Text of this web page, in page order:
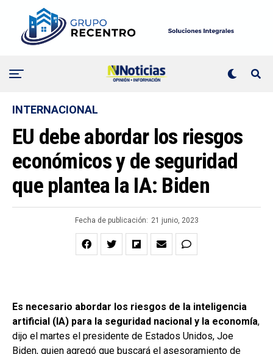
INTERNACIONAL
EU debe abordar los riesgos
económicos y de seguridad
que plantea la IA: Biden
Fecha de publicación: 21 junio, 2023
Es necesario abordar los riesgos de la inteligencia
artificial (IA) para la seguridad nacional y la economía,
dijo el martes el presidente de Estados Unidos, Joe
Biden, quien agregó que buscará el asesoramiento de